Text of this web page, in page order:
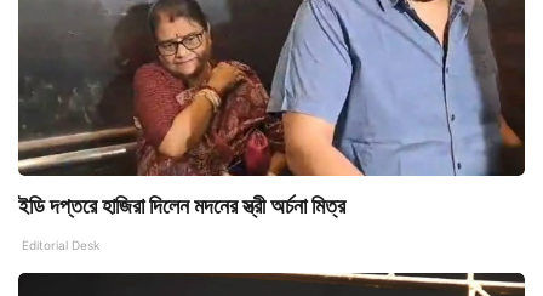
ইডি দপ্তরে হাজিরা দিলেন মদনের স্ত্রী অর্চনা মিত্র
Editorial Desk